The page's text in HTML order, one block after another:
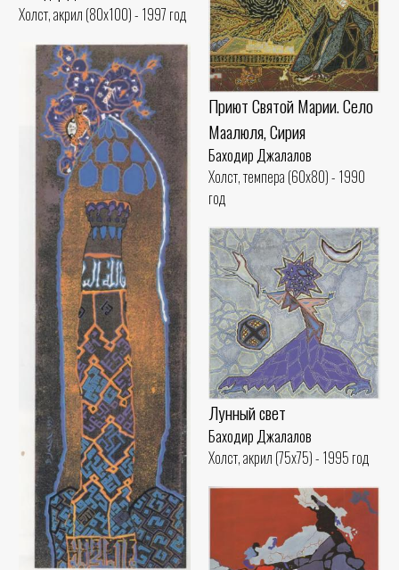
Холст, акрил (80x100) - 1997 год
Приют Святой Марии. Село
Маалюля, Сирия
Баходир Джалалов
Холст, темпера (60x80) - 1990
год
Лунный свет
Баходир Джалалов
Холст, акрил (75x75) - 1995 год